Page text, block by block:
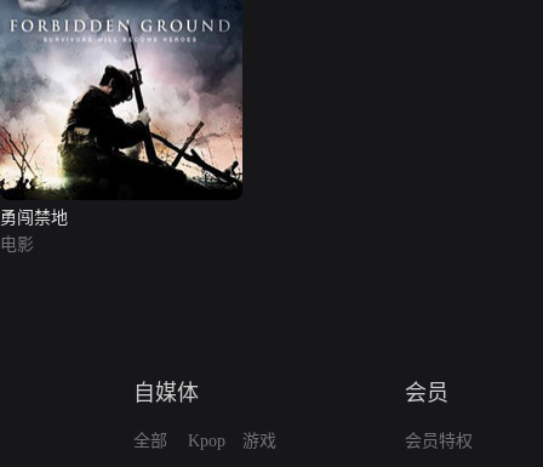
勇闯禁地
电影
自媒体
全部 Kpop 游戏
会员
会员特权